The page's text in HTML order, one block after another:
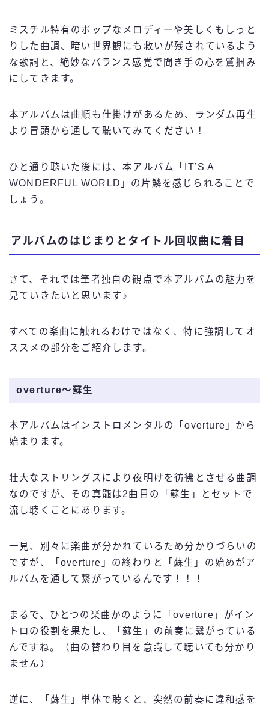
ミスチル特有のポップなメロディーや美しくもしっと
りした曲調、暗い世界観にも救いが残されているよう
な歌詞と、絶妙なバランス感覚で聞き手の心を鷲掴み
にしてきます。
本アルバムは曲順も仕掛けがあるため、ランダム再生
より冒頭から通して聴いてみてください！
ひと通り聴いた後には、本アルバム「IT’S A
WONDERFUL WORLD」の片鱗を感じられることで
しょう。
アルバムのはじまりとタイトル回収曲に着目
さて、それでは筆者独自の観点で本アルバムの魅力を
見ていきたいと思います♪
すべての楽曲に触れるわけではなく、特に強調してオ
ススメの部分をご紹介します。
overture〜蘇生
本アルバムはインストロメンタルの「overture」から
始まります。
壮大なストリングスにより夜明けを彷彿とさせる曲調
なのですが、その真髄は2曲目の「蘇生」とセットで
流し聴くことにあります。
一見、別々に楽曲が分かれているため分かりづらいの
ですが、「overture」の終わりと「蘇生」の始めがア
ルバムを通して繋がっているんです！！！
まるで、ひとつの楽曲かのように「overture」がイン
トロの役割を果たし、「蘇生」の前奏に繋がっている
んですね。（曲の替わり目を意識して聴いても分かり
ません）
逆に、「蘇生」単体で聴くと、突然の前奏に違和感を